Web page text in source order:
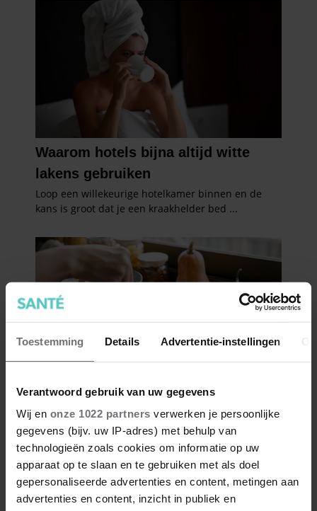
Toestemming Details Advertentie-instellingen
Verantwoord gebruik van uw gegevens
Wij en onze 1022 partners verwerken je persoonlijke
gegevens (bijv. uw IP-adres) met behulp van
technologieën zoals cookies om informatie op uw
apparaat op te slaan en te gebruiken met als doel
gepersonaliseerde advertenties en content, metingen aan
advertenties en content, inzicht in publiek en